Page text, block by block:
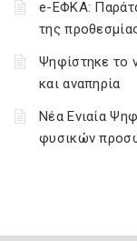
e-ΕΦΚΑ:
της
Ψηφίστηκε το
και αναπηρία
Νέα Ενιαία
φυσικών